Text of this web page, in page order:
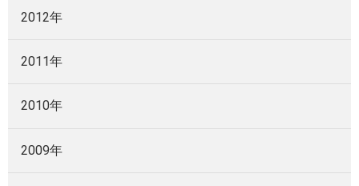
2012年
2011年
2010年
2009年